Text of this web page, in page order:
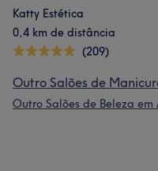
Katty Estética
0,4 km de distância
(209)
Outro Salões de
Outro Salões de Beleza